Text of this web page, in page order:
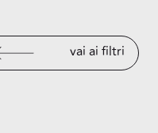
vai ai filtri